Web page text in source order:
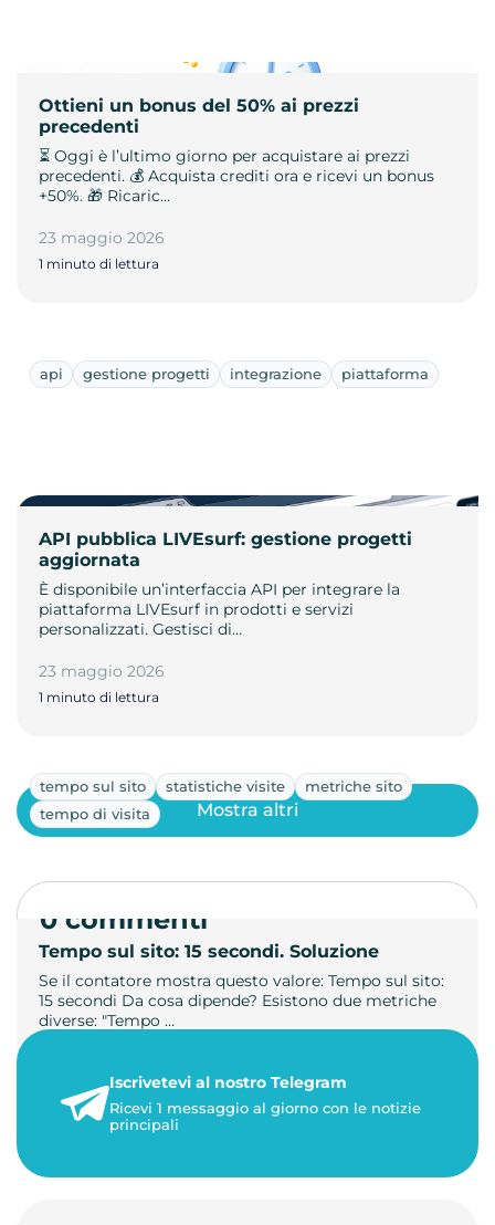
Ottieni un bonus del 50% ai prezzi
precedenti
⏳ Oggi è l’ultimo giorno per acquistare ai prezzi
precedenti. 💰 Acquista crediti ora e ricevi un bonus
+50%. 🎁 Ricaric…
23 maggio 2026
1 minuto di lettura
api gestione progetti integrazione piattaforma
API pubblica LIVEsurf: gestione progetti
aggiornata
È disponibile un’interfaccia API per integrare la
piattaforma LIVEsurf in prodotti e servizi
personalizzati. Gestisci di…
23 maggio 2026
1 minuto di lettura
tempo sul sito statistiche visite
metriche sito
tempo di visita
Tempo sul sito: 15 secondi. Soluzione
Se il contatore mostra questo valore: Tempo sul sito:
15 secondi Da cosa dipende? Esistono due metriche
diverse: "Tempo …
3 minuti di lettura
Mostra altri
0 commenti
Iscrivetevi al nostro Telegram
Ricevi 1 messaggio al giorno con le notizie
principali